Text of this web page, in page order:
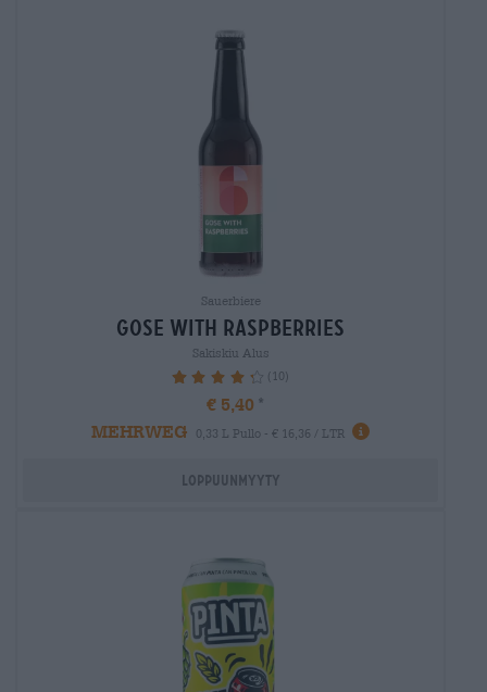
Sauerbiere
gose with raspberries
Sakiskiu Alus
88% (10)
€ 5,40
MEHRWEG
0,33 L Pullo - € 16,36 / LTR
Loppuunmyyty